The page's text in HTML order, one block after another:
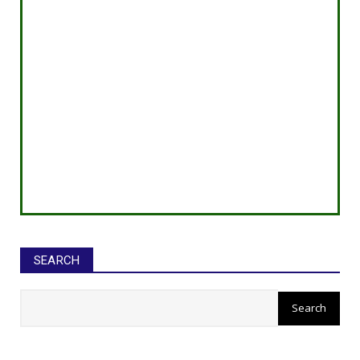
SEARCH
सीईओ ने घोटाले कर बनाई करोड़ों की